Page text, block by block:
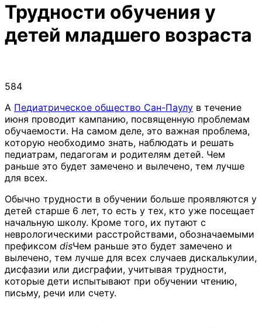
Трудности обучения у
детей младшего возраста
584
A Педиатрическое общество Сан-Паулу в течение
июня проводит кампанию, посвященную проблемам
обучаемости. На самом деле, это важная проблема,
которую необходимо знать, наблюдать и решать
педиатрам, педагогам и родителям детей. Чем
раньше это будет замечено и вылечено, тем лучше
для всех.
Обычно трудности в обучении больше проявляются у
детей старше 6 лет, то есть у тех, кто уже посещает
начальную школу. Кроме того, их путают с
неврологическими расстройствами, обозначаемыми
префиксом disЧем раньше это будет замечено и
вылечено, тем лучше для всех случаев дискалькулии,
дисфазии или дисграфии, учитывая трудности,
которые дети испытывают при обучении чтению,
письму, речи или счету.